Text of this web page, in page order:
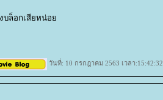
บล็อกเสียหน่อ
วันที่: 10 กรกฎาคม 2563 เวลา